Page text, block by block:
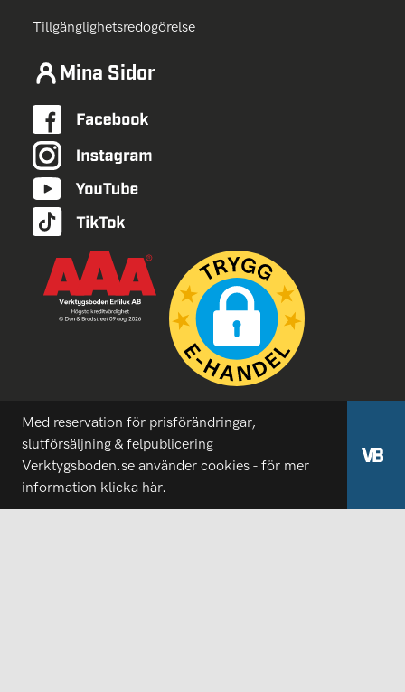
Tillgänglighetsredogörelse
Mina Sidor
Med reservation för prisförändringar,
slutförsäljning & felpublicering
Verktygsboden.se använder cookies - för mer
information klicka här.